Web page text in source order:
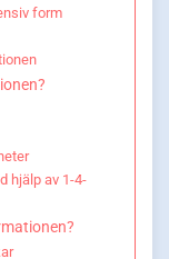
form
hjälp av 1-4-